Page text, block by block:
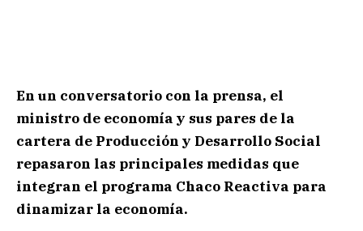
En un conversatorio con la prensa, el
ministro de economía y sus pares de la
cartera de Producción y Desarrollo Social
repasaron las principales medidas que
integran el programa Chaco Reactiva para
dinamizar la economía.